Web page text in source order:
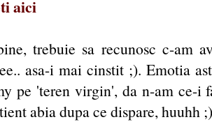
aici
trebuie sa recunosc c-am
asa-i mai cinstit ;). Emotia
pe 'teren virgin', da n-am ce-i
abia dupa ce dispare, huuhh